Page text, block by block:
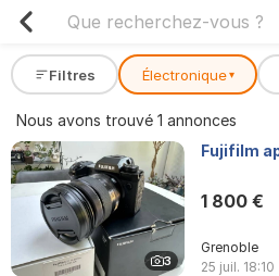
Filtres Électronique ▾
Nous avons trouvé 1 annonces
3
Fujifilm
1 800 €
Grenoble
25 juil. 18:10